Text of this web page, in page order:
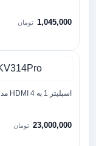
1,045,000 تومان
اسپلیتر 1 به 4 HDMI مدل LKV314Pro
23,000,000 تومان